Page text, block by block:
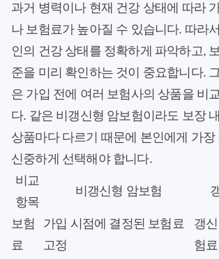
과거 병력이나 현재 건강 상태에 따라
나 보험료가 높아질 수 있습니다. 따라
인의 건강 상태를 정확하게 파악하고,
준을 미리 확인하는 것이 중요합니다.
은 가입 전에 여러 보험사의 상품을 비
다. 같은 비갱신형 암보험이라도 보장
상품마다 다르기 때문에 본인에게 가장
신중하게 선택해야 합니다.
비교
항목
비갱신형 암보험
보험
료
가입 시점에 결정된 보험료
고정
갱
험